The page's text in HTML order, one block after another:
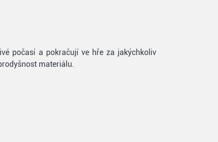
počasí a pokračují ve hře za jakýchkoliv
materiálu.